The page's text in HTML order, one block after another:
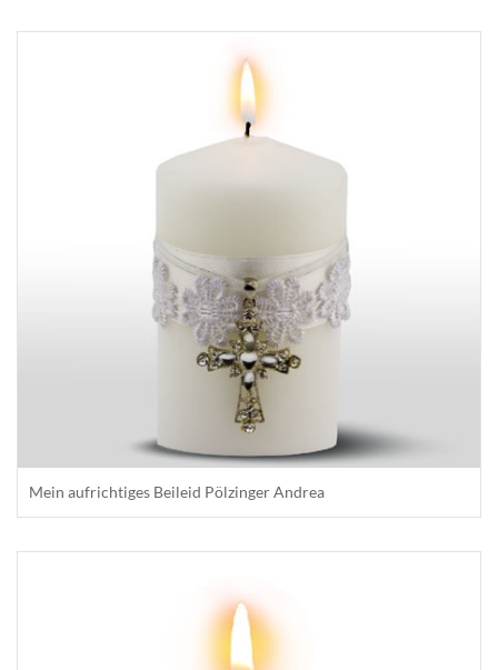
Mein aufrichtiges Beileid Pölzinger Andrea